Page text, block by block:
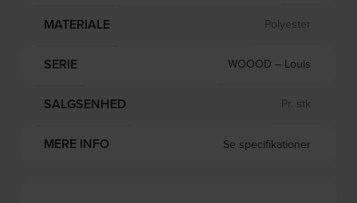
MATERIALE Polyester
SERIE WOOOD – Louis
SALGSENHED Pr. stk
MERE INFO Se specifikationer